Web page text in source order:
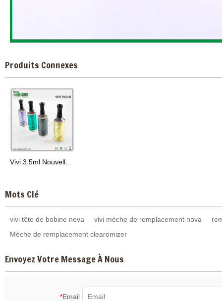
Produits Connexes
Mots Clé
vivi tête de bobine nova vivi mèche de remplacement nova
Mèche de remplacement clearomizer
Envoyez Votre Message À Nous
*Email